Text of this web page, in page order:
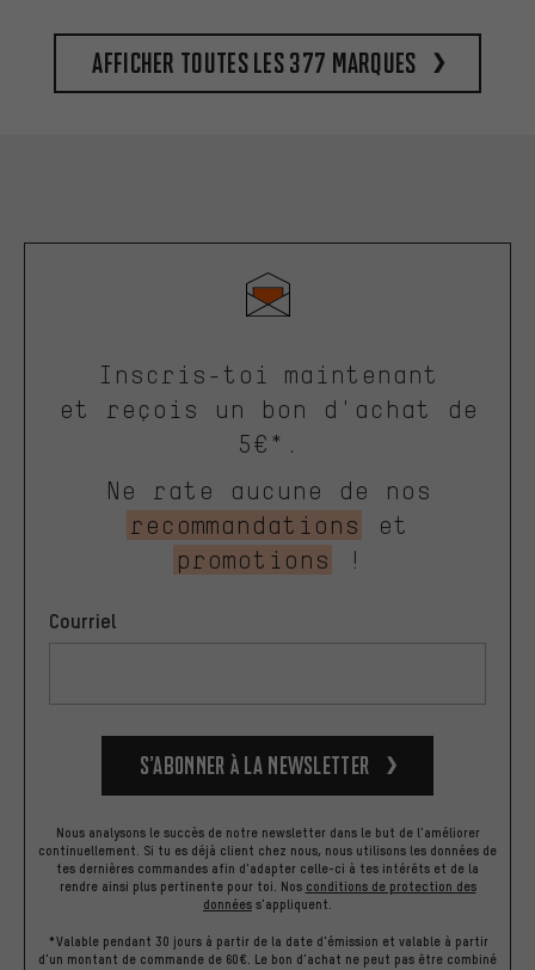
Afficher toutes les 377 marques
Inscris-toi maintenant
et reçois un bon d'achat de
5€*.
Ne rate aucune de nos
recommandations
et
promotions
!
Courriel
S’abonner à la newsletter
Nous analysons le succès de notre newsletter dans le but de l'améliorer
continuellement. Si tu es déjà client chez nous, nous utilisons les données de
tes dernières commandes afin d'adapter celle-ci à tes intérêts et de la
rendre ainsi plus pertinente pour toi. Nos conditions de protection des
données s'appliquent.
*Valable pendant 30 jours à partir de la date d'émission et valable à partir
d'un montant de commande de 60€. Le bon d'achat ne peut pas être combiné